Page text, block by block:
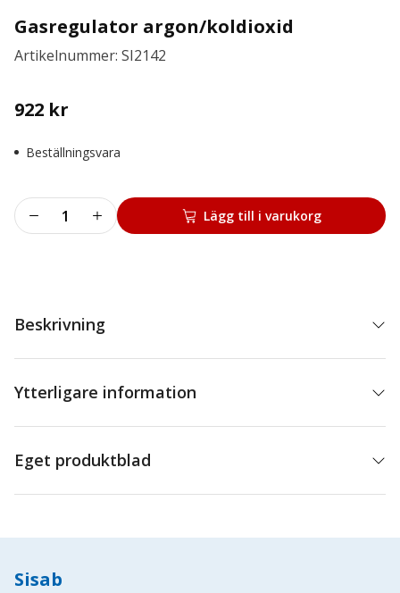
Gasregulator argon/koldioxid
Artikelnummer: SI2142
922 kr
Beställningsvara
Gasregulator
argon/koldioxid
Lägg till i varukorg
Beskrivning
Ytterligare information
Eget produktblad
Sisab